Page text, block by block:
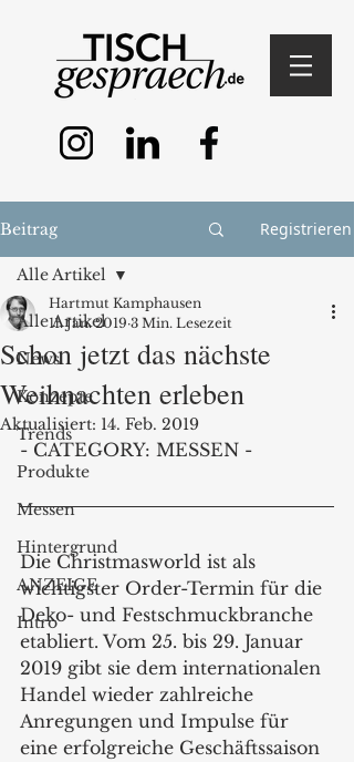
Beitrag Registrieren
Alle Artikel
News
Konzepte
Trends
Produkte
Messen
Hintergrund
ANZEIGE
Intro
Alle Artikel
Schon jetzt das nächste
Weihnachten erleben
Hartmut Kamphausen
11. Jan. 2019 3 Min. Lesezeit
Aktualisiert: 14. Feb. 2019
- CATEGORY: MESSEN -
Die Christmasworld ist als
wichtigster Order-Termin für die
Deko- und Festschmuckbranche
etabliert. Vom 25. bis 29. Januar
2019 gibt sie dem internationalen
Handel wieder zahlreiche
Anregungen und Impulse für
eine erfolgreiche Geschäftssaison